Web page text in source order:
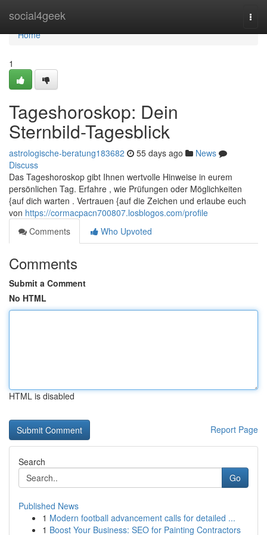
social4geek
Home
Home
1
Tageshoroskop: Dein
Sternbild-Tagesblick
astrologische-beratung183682 55 days ago
News
Discuss
Das Tageshoroskop gibt Ihnen wertvolle Hinweise in eurem
persönlichen Tag. Erfahre , wie Prüfungen oder Möglichkeiten
{auf dich warten . Vertrauen {auf die Zeichen und erlaube euch
von https://cormacpacn700807.losblogos.com/profile
Comments
Who Upvoted
Comments
Submit a Comment
No HTML
HTML is disabled
Report Page
Search
Go
Published News
1 Modern football advancement calls for detailed ...
1 Boost Your Business: SEO for Painting Contractors